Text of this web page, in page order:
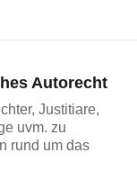
Autorecht
Justitiare,
uvm. zu
rund um das